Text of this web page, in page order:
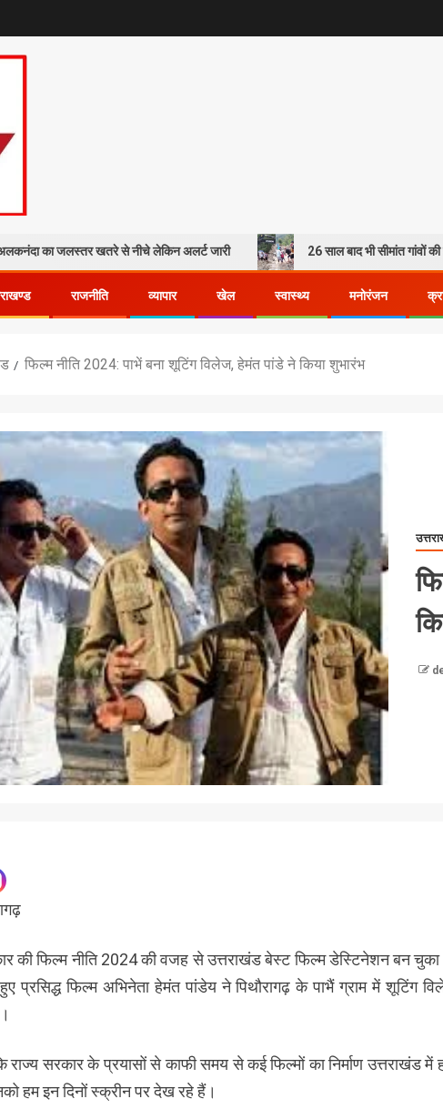
खतरे से नीचे लेकिन अलर्ट जारी 26 साल बाद भी सीमांत गांवों की पीड़ा बरकरार:
राजनीति व्यापार खेल स्वास्थ्य मनोरंजन
फिल्म नीति 2024: पाभें बना शूटिंग विलेज, हेमंत पांडे ने किया शुभारंभ
की फिल्म नीति 2024 की वजह से उत्तराखंड बेस्ट फिल्म डेस्टिनेशन बन
प्रसिद्ध फिल्म अभिनेता हेमंत पांडेय ने पिथौरागढ़ के पाभैं ग्राम में शूटिंग
राज्य सरकार के प्रयासों से काफी समय से कई फिल्मों का निर्माण उत्तराखंड में
हम इन दिनों स्क्रीन पर देख रहे हैं।